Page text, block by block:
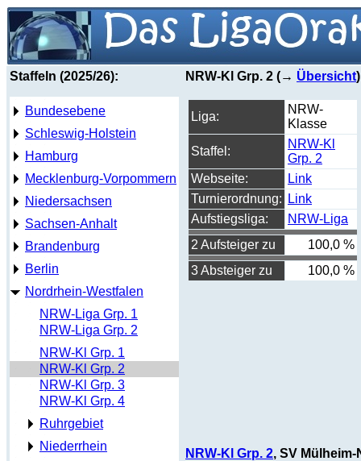
Staffeln (2025/26):
Bundesebene
Schleswig-Holstein
Hamburg
Mecklenburg-Vorpommern
Niedersachsen
Sachsen-Anhalt
Brandenburg
Berlin
Nordrhein-Westfalen
NRW-Liga Grp. 1
NRW-Liga Grp. 2
NRW-Kl Grp. 1
NRW-Kl Grp. 2
NRW-Kl Grp. 3
NRW-Kl Grp. 4
Ruhrgebiet
Niederrhein
NRW-Kl Grp. 2 (→ Übersicht
Liga:
NRW-
Klasse
Staffel:
NRW-Kl
Grp. 2
Webseite:
Link
Turnierordnung:
Link
Aufstiegsliga:
NRW-Liga
2 Aufsteiger zu
100,0 %
3 Absteiger zu
100,0 %
NRW-Kl Grp. 2, SV Mülheim-